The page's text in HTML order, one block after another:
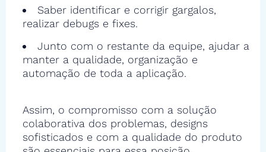
Saber identificar e corrigir gargalos,
realizar debugs e fixes.
Junto com o restante da equipe, ajudar a
manter a qualidade, organização e
automação de toda a aplicação.
Assim, o compromisso com a solução
colaborativa dos problemas, designs
sofisticados e com a qualidade do produto